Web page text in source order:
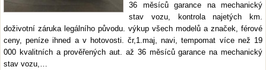
36 měsíců garance na mechanický
stav vozu, kontrola najetých km.
doživotní záruka legálního původu. výkup všech modelů a značek, férové
ceny, peníze ihned a v hotovosti. čr,1.maj, navi, tempomat více než 19
000 kvalitních a prověřených aut. až 36 měsíců garance na mechanický
stav vozu,…